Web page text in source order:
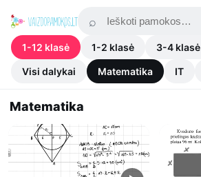
1-12 klasė 1-2 klasė 3-4 klasė
Visi dalykai Matematika IT
Matematika